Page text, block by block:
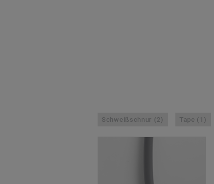
Schweißschnur (2) Tape (1)